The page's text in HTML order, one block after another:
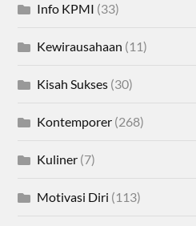
Info KPMI (33)
Kewirausahaan (11)
Kisah Sukses (30)
Kontemporer (268)
Kuliner (7)
Motivasi Diri (113)